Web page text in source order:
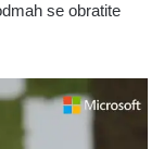
se obratite